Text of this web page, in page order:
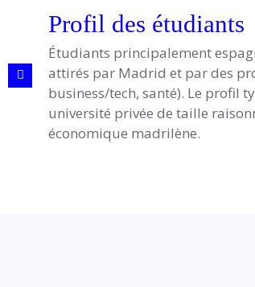
Profil des étudiants
Étudiants principalement
attirés par Madrid et par des
business/tech, santé). Le profil
université privée de taille
économique madrilène.